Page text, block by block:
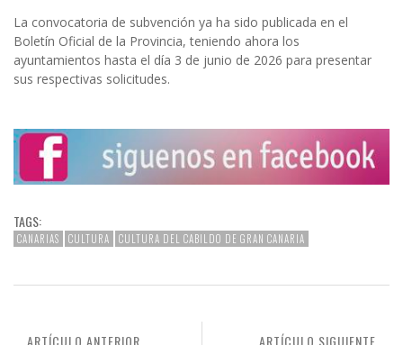
La convocatoria de subvención ya ha sido publicada en el
Boletín Oficial de la Provincia, teniendo ahora los
ayuntamientos hasta el día 3 de junio de 2026 para presentar
sus respectivas solicitudes.
TAGS:
CANARIAS CULTURA CULTURA DEL CABILDO DE GRAN CANARIA